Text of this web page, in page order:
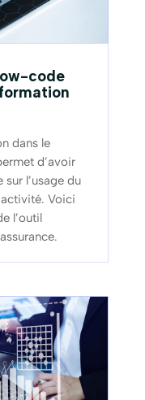
code
dans le
d’avoir
l’usage du
Voici
l’outil